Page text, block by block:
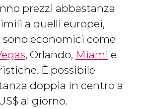
prezzi abbastanza
a quelli europei,
sono economici come
, Orlando, Miami e
È possibile
doppia in centro a
al giorno.